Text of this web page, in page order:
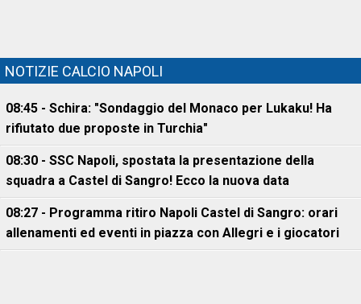
NOTIZIE CALCIO NAPOLI
08:45 - Schira: "Sondaggio del Monaco per Lukaku! Ha
rifiutato due proposte in Turchia"
08:30 - SSC Napoli, spostata la presentazione della
squadra a Castel di Sangro! Ecco la nuova data
08:27 - Programma ritiro Napoli Castel di Sangro: orari
allenamenti ed eventi in piazza con Allegri e i giocatori